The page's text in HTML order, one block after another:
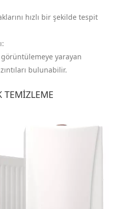
hızlı bir şekilde tespit
görüntülemeye yarayan
bulunabilir.
TEMIZLEME